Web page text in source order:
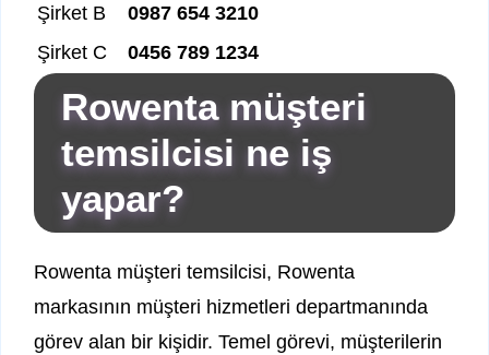
Şirket B
0987 654 3210
Şirket C
0456 789 1234
Rowenta müşteri
temsilcisi ne iş
yapar?
Rowenta müşteri temsilcisi, Rowenta
markasının müşteri hizmetleri departmanında
görev alan bir kişidir. Temel görevi, müşterilerin